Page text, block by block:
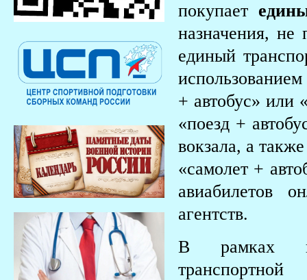
покупает
назначения,
единый
+ автобус» или
«поезд +
вокзала, а
«самолет +
авиабилетов
агентств.
В рамках